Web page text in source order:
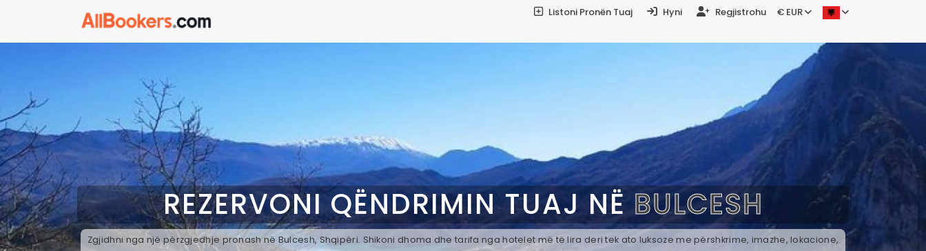
Listoni Pronën Tuaj Hyni Regjistrohu € EUR
REZERVONI QËNDRIMIN TUAJ NË BULCESH
Zgjidhni nga një përzgjedhje pronash në Bulcesh, Shqipëri. Shikoni dhoma dhe tarifa nga hotelet më të lira deri tek ato luksoze me përshkrime, imazhe, lokacione,